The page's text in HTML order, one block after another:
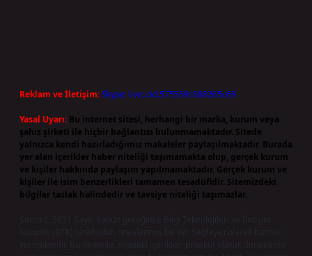
Reklam ve İletişim:Skype: live:.cid.575569c608265c69
Yasal Uyarı: Bu internet sitesi, herhangi bir marka, kurum veya
şahıs şirketi ile hiçbir bağlantısı bulunmamaktadır. Sitede
yalnızca kendi hazırladığımız makaleler paylaşılmaktadır. Burada
yer alan içerikler haber niteliği taşımamakta olup, gerçek kurum
ve kişiler hakkında paylaşım yapılmamaktadır. Gerçek kurum ve
kişiler ile isim benzerlikleri tamamen tesadüfidir. Sitemizdeki
bilgiler taslak halindedir ve tavsiye niteliği taşımazlar.
vermektedir. Bu nedenle, sitedeki içerikleri proaktif olarak denetleme